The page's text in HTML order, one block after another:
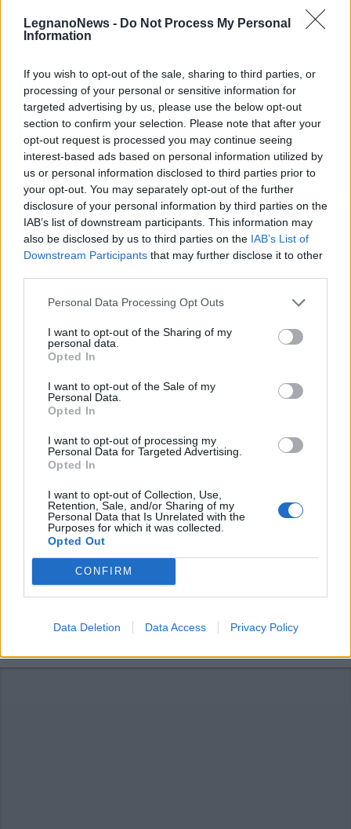
LegnanoNews - Do Not Process My Personal
Information
If you wish to opt-out of the sale, sharing to third parties, or
processing of your personal or sensitive information for
targeted advertising by us, please use the below opt-out
section to confirm your selection. Please note that after your
opt-out request is processed you may continue seeing
interest-based ads based on personal information utilized by
us or personal information disclosed to third parties prior to
your opt-out. You may separately opt-out of the further
disclosure of your personal information by third parties on the
IAB’s list of downstream participants. This information may
also be disclosed by us to third parties on the IAB’s List of
Downstream Participants that may further disclose it to other
Personal Data Processing Opt Outs
I want to opt-out of the Sharing of my
personal data.
Opted In
I want to opt-out of the Sale of my
Personal Data.
Opted In
I want to opt-out of processing my
Personal Data for Targeted Advertising.
Opted In
I want to opt-out of Collection, Use,
Retention, Sale, and/or Sharing of my
Personal Data that Is Unrelated with the
Purposes for which it was collected.
Opted Out
CONFIRM
Data Deletion Data Access Privacy Policy
BONUS E CONTRIBUTI FAMIGLIE
L’assegno ponte è realtà: spetta ai
genitori lavoratori autonomi per i
figli minori
LAVORO
Inps: ok allo slittamento dei
contributi artigiani ed esercenti
attività commerciali